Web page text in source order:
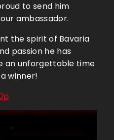
to send him
ambassador.
the spirit of Bavaria
passion he has
an unforgettable time
winner!